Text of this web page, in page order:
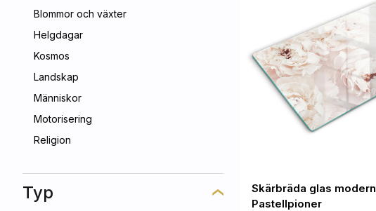
Blommor och växter
Helgdagar
Kosmos
Landskap
Människor
Motorisering
Religion
Typ
Skärbräda glas modern
Pastellpioner